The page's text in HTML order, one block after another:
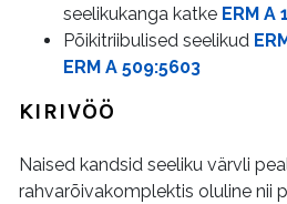
seelikukanga katke ERM A
Põikitriibulised seelikud
ERM A 509:5603
KIRIVÖÖ
Naised kandsid seeliku värvli
rahvarõivakomplektis oluline nii